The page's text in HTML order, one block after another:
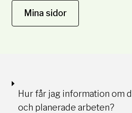
Mina sidor
Hur får jag information om
och planerade arbeten?